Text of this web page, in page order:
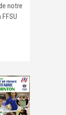
notre